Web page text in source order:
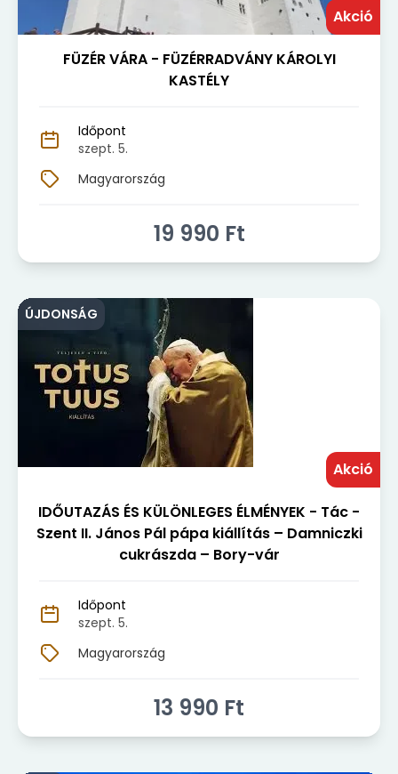
Akció
FÜZÉR VÁRA - FÜZÉRRADVÁNY KÁROLYI
KASTÉLY
Időpont
szept. 5.
Magyarország
19 990 Ft
Akció
ÚJDONSÁG
IDŐUTAZÁS ÉS KÜLÖNLEGES ÉLMÉNYEK - Tác -
Szent II. János Pál pápa kiállítás – Damniczki
cukrászda – Bory-vár
Időpont
szept. 5.
Magyarország
13 990 Ft